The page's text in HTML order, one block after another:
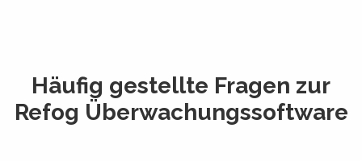
Häufig gestellte Fragen zur
Refog Überwachungssoftware